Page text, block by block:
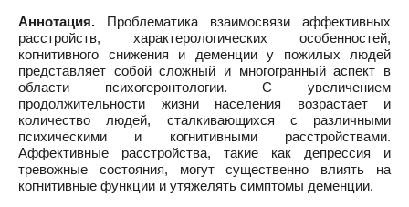
Аннотация. Проблематика взаимосвязи аффективных
расстройств, характерологических особенностей,
когнитивного снижения и деменции у пожилых людей
представляет собой сложный и многогранный аспект в
области психогеронтологии. С увеличением
продолжительности жизни населения возрастает и
количество людей, сталкивающихся с различными
психическими и когнитивными расстройствами.
Аффективные расстройства, такие как депрессия и
тревожные состояния, могут существенно влиять на
когнитивные функции и утяжелять симптомы деменции.